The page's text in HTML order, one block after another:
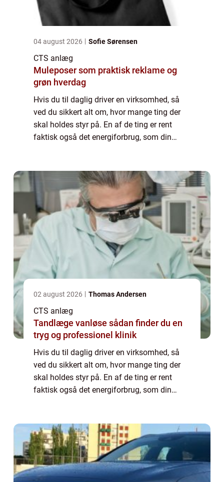
04 august 2026 Sofie Sørensen
CTS anlæg
Muleposer som praktisk reklame og
grøn hverdag
Hvis du til daglig driver en virksomhed, så
ved du sikkert alt om, hvor mange ting der
skal holdes styr på. En af de ting er rent
faktisk også det energiforbrug, som din
02 august 2026 Thomas Andersen
CTS anlæg
Tandlæge vanløse sådan finder du en
tryg og professionel klinik
Hvis du til daglig driver en virksomhed, så
ved du sikkert alt om, hvor mange ting der
skal holdes styr på. En af de ting er rent
faktisk også det energiforbrug, som din